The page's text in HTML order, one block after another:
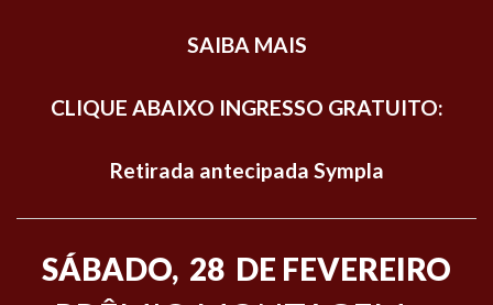
SAIBA MAIS
CLIQUE ABAIXO INGRESSO GRATUITO:
Retirada antecipada Sympla
SÁBADO, 28 DE FEVEREIRO